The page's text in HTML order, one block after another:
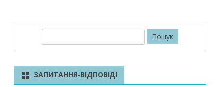
к
ЗАПИТАННЯ-ВІДПОВІДІ